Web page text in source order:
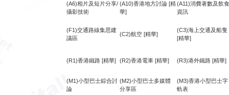
(A6)相片及短片分享/
攝影技術
(A10)香港地方討論 [精
華]
(A11)消費著數及飲食
資訊
(F1)交通路線集思建
議區
(C2)航空 [精華]
(C3)海上交通及船隻
[精華]
(R1)香港鐵路 [精華] (R2)香港電車 [精華] (R3)港外鐵路 [精華]
(M1)小型巴士綜合討
論
(M2)小型巴士多媒體
分享區
(M3)香港小型巴士字
軌表